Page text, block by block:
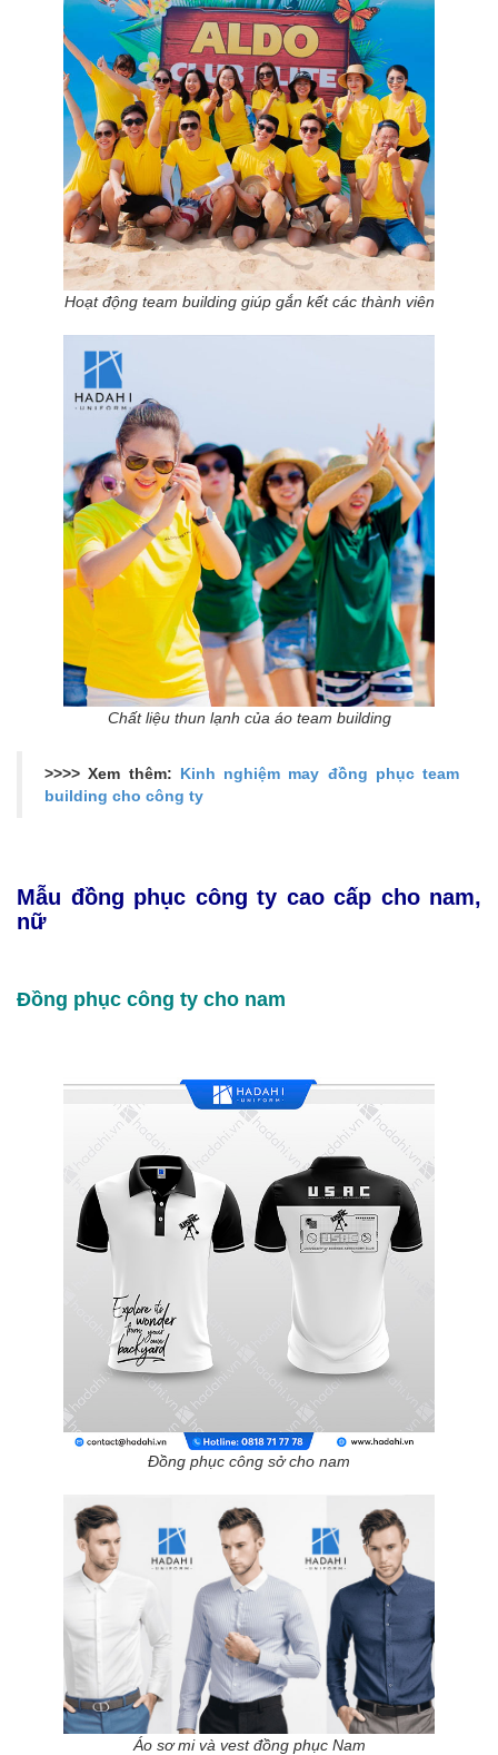
Hoạt động team building giúp gắn kết các thành viên
Chất liệu thun lạnh của áo team building
>>>> Xem thêm: Kinh nghiệm may đồng phục team
building cho công ty
Mẫu đồng phục công ty cao cấp cho nam,
nữ
Đồng phục công ty cho nam
Đồng phục công sở cho nam
Áo sơ mi và vest đồng phục Nam